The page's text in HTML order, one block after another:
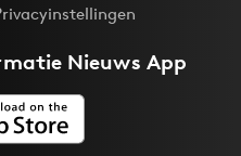
Nieuws App